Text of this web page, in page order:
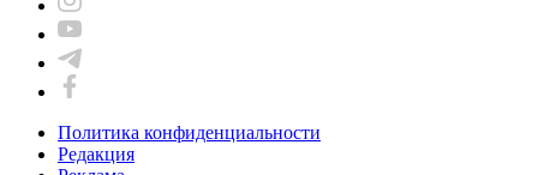
Политика конфиденциальности
Редакция